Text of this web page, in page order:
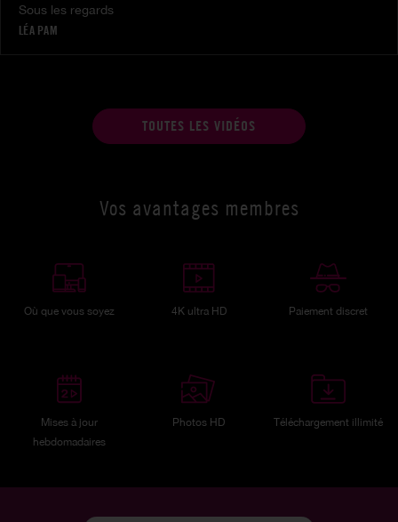
Sous les regards
LÉA PAM
TOUTES LES VIDÉOS
Vos avantages membres
Où que vous soyez 4K ultra HD Paiement discret
Mises à jour
hebdomadaires
Photos HD Téléchargement illimité